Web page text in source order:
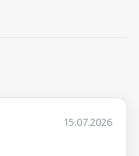
15.07.2026